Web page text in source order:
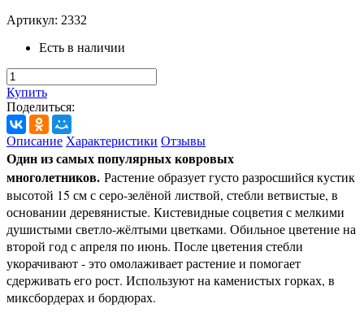
Артикул: 2332
Есть в наличии
Купить
Поделиться:
Описание Характеристики Отзывы
Один из самых популярных ковровых
многолетников. Растение образует густо разросшийся кустик
высотой 15 см с серо-зелёной листвой, стебли ветвистые, в
основании деревянистые. Кистевидные соцветия с мелкими
душистыми светло-жёлтыми цветками. Обильное цветение на
второй год с апреля по июнь. После цветения стебли
укорачивают - это омолаживает растение и помогает
сдерживать его рост. Используют на каменистых горках, в
миксбордерах и бордюрах.